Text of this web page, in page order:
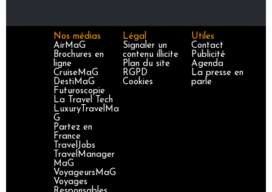
Nos médias
AirMaG
Brochures en
ligne
CruiseMaG
DestiMaG
Futuroscopie
La Travel Tech
LuxuryTravelMa
G
Partez en
France
TravelJobs
TravelManager
MaG
VoyageursMaG
Voyages
Légal
Signaler un
contenu illicite
Plan du site
RGPD
Cookies
Utiles
Contact
Publicité
Agenda
La presse en
parle